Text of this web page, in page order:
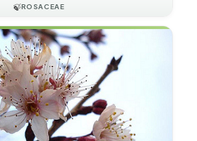
🍃ROSACEAE